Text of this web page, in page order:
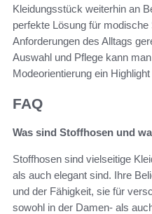
Kleidungsstück weiterhin an
perfekte Lösung für
Anforderungen des Alltags
Auswahl und Pflege kann
Modeorientierung ein
FAQ
Was sind Stoffhosen und
Stoffhosen sind vielseitige
als auch elegant sind. Ihre
und der Fähigkeit, sie für
sowohl in der Damen- als